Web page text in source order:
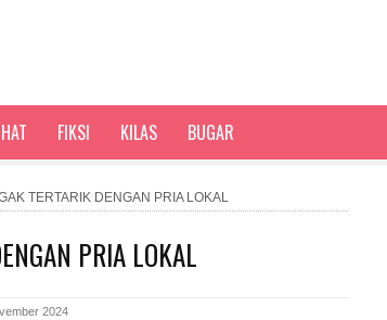
FIKSI KILAS BUGAR
TERTARIK DENGAN PRIA LOKAL
PRIA LOKAL
2024